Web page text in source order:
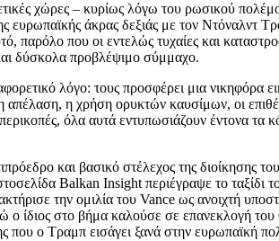
χώρες – κυρίως λόγω του ρωσικού
άκρας δεξιάς με τον Ντόναλντ
που οι εντελώς τυχαίες και
δύσκολα προβλέψιμο σύμμαχο.
λόγο: τους προσφέρει μια νικηφόρα
η χρήση ορυκτών καυσίμων, οι
όλα αυτά εντυπωσιάζουν έντονα
και βασικό στέλεχος της
Balkan Insight περιέγραψε το ταξίδι
την ομιλία του Vance ως ανοιχτή
ο ίδιος στο βήμα καλούσε σε επανεκλογή
ο Τραμπ εισάγει ξανά στην ευρωπαϊκή